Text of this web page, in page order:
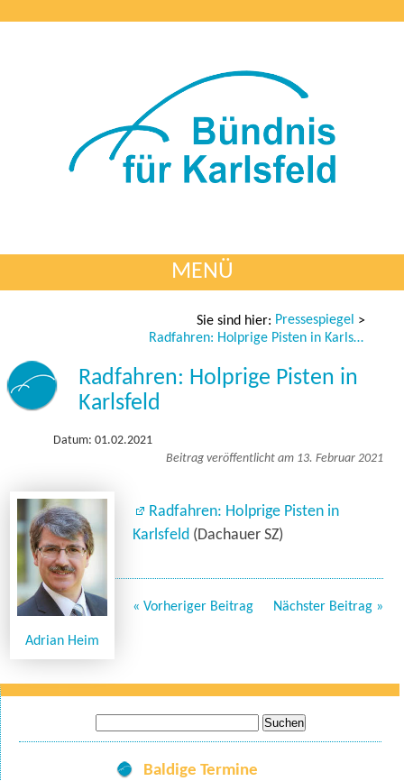
MENÜ
Sie sind hier: Pressespiegel >
Radfahren: Holprige Pisten in Karlsfeld
Radfahren: Holprige Pisten in
Karlsfeld
Datum: 01.02.2021
Beitrag veröffentlicht am 13. Februar 2021
Adrian Heim
Radfahren: Holprige Pisten in
Karlsfeld (Dachauer SZ)
« Vorheriger Beitrag Nächster Beitrag »
nach:
Baldige Termine